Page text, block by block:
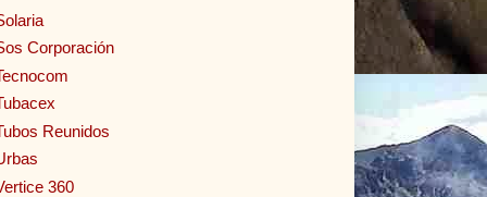
Corporación
Reunidos
360